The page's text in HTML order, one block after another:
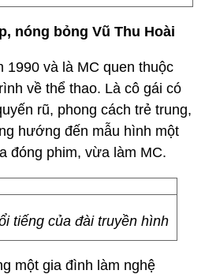
nóng bỏng Vũ Thu Hoài
1990 và là MC quen thuộc
về thể thao. Là cô gái có
rũ, phong cách trẻ trung,
hướng đến mẫu hình một
đóng phim, vừa làm MC.
tiếng của đài truyền hình
một gia đình làm nghệ